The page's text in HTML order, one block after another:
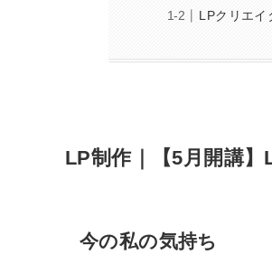
LPクリエイ
LP制作｜【5月開講
今の私の気持ち